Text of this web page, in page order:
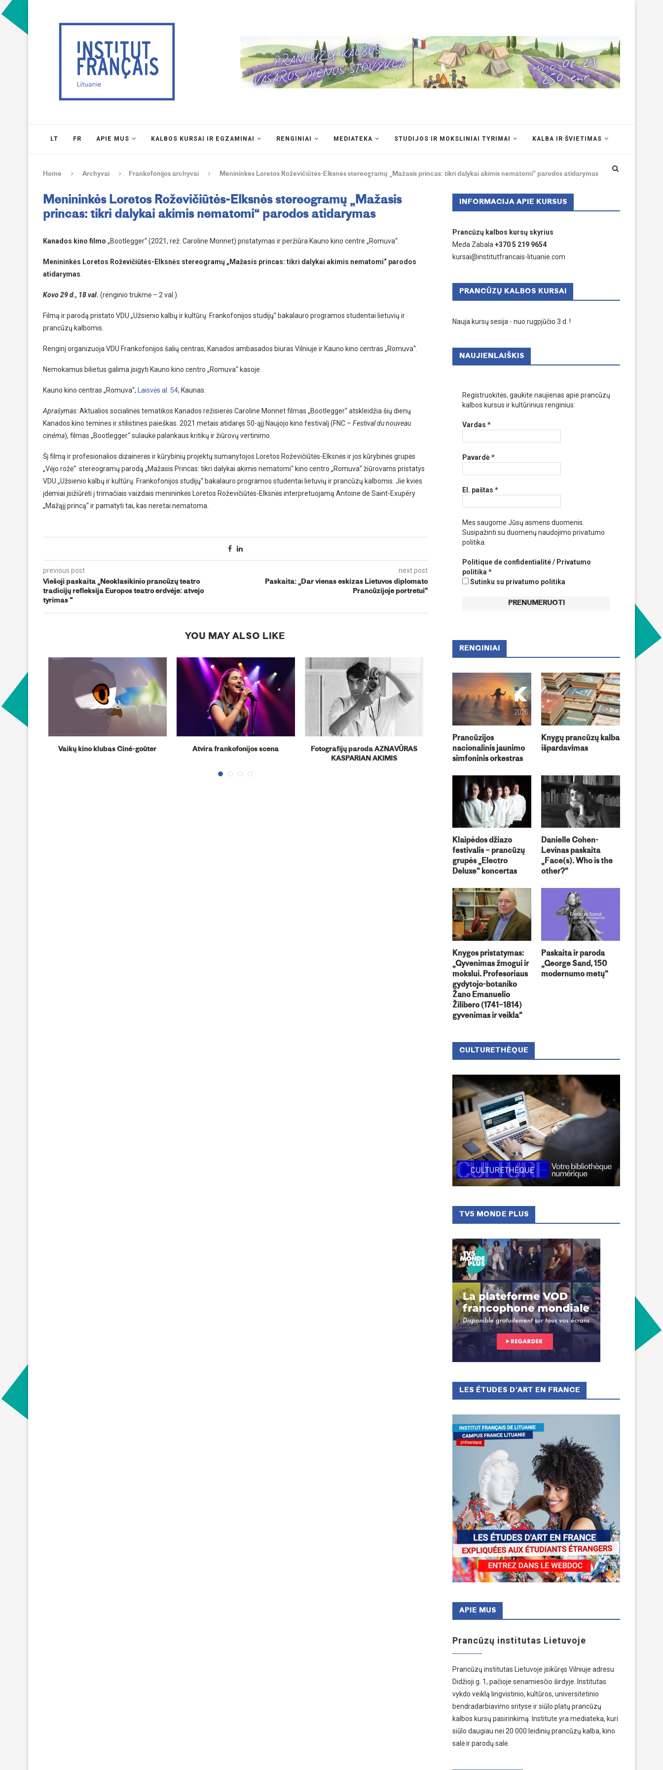
LT FR APIE MUS KALBOS KURSAI IR EGZAMINAI RENGINIAI MEDIATEKA STUDIJOS IR MOKSLINIAI TYRIMAI KALBA IR ŠVIETIMAS
Home Archyvai Frankofonijos archyvai Menininkės Loretos Roževičiūtės-Elksnės stereogramų „Mažasis princas: tikri dalykai akimis nematomi“ parodos atidarymas
Menininkės Loretos Roževičiūtės-Elksnės stereogramų „Mažasis
princas: tikri dalykai akimis nematomi“ parodos atidarymas
Kanados kino filmo „Bootlegger“ (2021, rež. Caroline Monnet) pristatymas ir peržiūra Kauno kino centre „Romuva“.
Menininkės Loretos Roževičiūtės-Elksnės stereogramų „Mažasis princas: tikri dalykai akimis nematomi“ parodos
atidarymas
Kovo 29 d., 18 val. (renginio trukmė – 2 val.)
Filmą ir parodą pristato VDU „Užsienio kalbų ir kultūrų: Frankofonijos studijų“ bakalauro programos studentai lietuvių ir
prancūzų kalbomis.
Renginį organizuoja VDU Frankofonijos šalių centras, Kanados ambasados biuras Vilniuje ir Kauno kino centras „Romuva“.
Nemokamus bilietus galima įsigyti Kauno kino centro „Romuva“ kasoje.
Kauno kino centras „Romuva“, Laisvės al. 54, Kaunas.
Aprašymas: Aktualios socialinės tematikos Kanados režisierės Caroline Monnet filmas „Bootlegger“ atskleidžia šių dienų
Kanados kino temines ir stilistines paieškas. 2021 metais atidaręs 50-ąjį Naujojo kino festivalį (FNC – Festival du nouveau
cinéma), filmas „Bootlegger“ sulaukė palankaus kritikų ir žiūrovų vertinimo.
Šį filmą ir profesionalios dizainerės ir kūrybinių projektų sumanytojos Loretos Roževičiūtės-Elksnės ir jos kūrybinės grupės
„Vėjo rožė“ stereogramų parodą „Mažasis Princas: tikri dalykai akimis nematomi“ kino centro „Romuva“ žiūrovams pristatys
VDU „Užsienio kalbų ir kultūrų: Frankofonijos studijų“ bakalauro programos studentai lietuvių ir prancūzų kalbomis. Jie kvies
įdėmiai įsižiūrėti į trimačiais vaizdais menininkės Loretos Roževičiūtės-Elksnės interpretuojamą Antoine de Saint-Exupéry
„Mažąjį princą“ ir pamatyti tai, kas neretai nematoma.
previous post
Viešoji paskaita „Neoklasikinio prancūzų teatro
tradicijų refleksija Europos teatro erdvėje: atvejo
tyrimas “
next post
Paskaita: „Dar vienas eskizas Lietuvos diplomato
Prancūzijoje portretui“
YOU MAY ALSO LIKE
refleksija
Vaikų kino klubas Ciné-goûter Atvira frankofonijos scena
Fotografijų paroda AZNAVŪRAS
KASPARIAN AKIMIS
Švęskime frankofoniją drauge! Frankofoniškų filmų
INFORMACIJA APIE KURSUS
Prancūzų kalbos kursų skyrius
Meda Zabala +370 5 219 9654
kursai@institutfrancais-lituanie.com
PRANCŪZŲ KALBOS KURSAI
Nauja kursų sesija - nuo rugpjūčio 3 d. !
NAUJIENLAIŠKIS
Registruokitės, gaukite naujienas apie prancūzų
kalbos kursus ir kultūrinius renginius:
Vardas *
Pavardė*
El. paštas *
Mes saugome Jūsų asmens duomenis.
Susipažinti su duomenų naudojimo privatumo
politika.
Politique de confidentialité / Privatumo
politika *
Sutinku su privatumo politika
RENGINIAI
Prancūzijos
nacionalinis jaunimo
simfoninis orkestras
Knygų prancūzų kalba
išpardavimas
Klaipėdos džiazo
festivalis – prancūzų
grupės „Electro
Deluxe“ koncertas
Danielle Cohen-
Levinas paskaita
„Face(s). Who is the
other?“
Knygos pristatymas:
„Gyvenimas žmogui ir
mokslui. Profesoriaus
gydytojo-botaniko
Žano Emanuelio
Žilibero (1741–1814)
gyvenimas ir veikla“
Paskaita ir paroda
„George Sand, 150
modernumo metų“
CULTURETHÈQUE
TV5 MONDE PLUS
LES ÉTUDES D’ART EN FRANCE
APIE MUS
Prancūzų institutas Lietuvoje
Prancūzų institutas Lietuvoje įsikūręs Vilniuje adresu
Didžioji g. 1, pačioje senamiesčio širdyje. Institutas
vykdo veiklą lingvistinio, kultūros, universitetinio
bendradarbiavimo srityse ir siūlo platų prancūzų
kalbos kursų pasirinkimą. Institute yra mediateka, kuri
siūlo daugiau nei 20 000 leidinių prancūzų kalba, kino
salė ir parodų salė.